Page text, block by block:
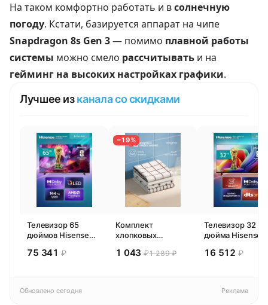
На таком комфортно работать и всолнечную
погоду. Кстати, базируется аппарат на чипе
Snapdragon 8s Gen 3— помимо плавной работы
системы можно смело рассчитывать и на
гейминг на высоких настройках графики.
Лучшее изканала со скидками
Телевизор 65
дюймов Hisense
(2026) Смарт ТВ
75 341 ₽
−19%
Комплект
хлопковых
полотенец 4 шт,
1 043₽1 289 ₽
Телевизор 32
дюйма Hisense
Смарт ТВ HD
16 512 ₽
Обновлено сегодня Реклама